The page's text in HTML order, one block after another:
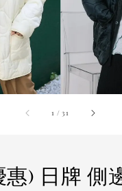
1 /31
惠) 日牌 側